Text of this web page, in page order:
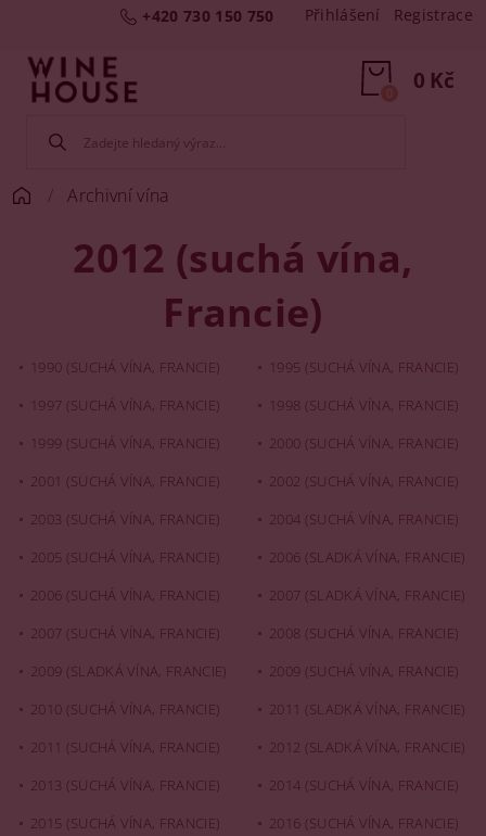
+420 730 150 750 Přihlášení Registrace
0 Kč
0
Archivní vína
2012 (suchá vína,
Francie)
1990 (SUCHÁ VÍNA, FRANCIE)
1995 (SUCHÁ VÍNA, FRANCIE)
1997 (SUCHÁ VÍNA, FRANCIE)
1998 (SUCHÁ VÍNA, FRANCIE)
1999 (SUCHÁ VÍNA, FRANCIE)
2000 (SUCHÁ VÍNA, FRANCIE)
2001 (SUCHÁ VÍNA, FRANCIE)
2002 (SUCHÁ VÍNA, FRANCIE)
2003 (SUCHÁ VÍNA, FRANCIE)
2004 (SUCHÁ VÍNA, FRANCIE)
2005 (SUCHÁ VÍNA, FRANCIE)
2006 (SLADKÁ VÍNA, FRANCIE)
2006 (SUCHÁ VÍNA, FRANCIE)
2007 (SLADKÁ VÍNA, FRANCIE)
2007 (SUCHÁ VÍNA, FRANCIE)
2008 (SUCHÁ VÍNA, FRANCIE)
2009 (SLADKÁ VÍNA, FRANCIE)
2009 (SUCHÁ VÍNA, FRANCIE)
2010 (SUCHÁ VÍNA, FRANCIE)
2011 (SLADKÁ VÍNA, FRANCIE)
2011 (SUCHÁ VÍNA, FRANCIE)
2012 (SLADKÁ VÍNA, FRANCIE)
2013 (SUCHÁ VÍNA, FRANCIE)
2014 (SUCHÁ VÍNA, FRANCIE)
2015 (SUCHÁ VÍNA, FRANCIE)
2016 (SUCHÁ VÍNA, FRANCIE)